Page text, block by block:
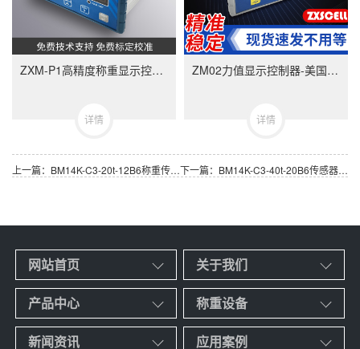
ZXM-P1高精度称重显示控制器-ZXMP1美国中克塞尔品牌称重仪表
详情
ZM02力值显示控制器-美国中克塞尔品牌称重仪表
详情
上一篇：BM14K-C3-20t-12B6称重传感器,美国ZEMIC品牌BM14K-20t称重传感器 下一篇：BM14K-C3-40t-20B6传感器,美国ZEMIC BM14K-40t 称重传感器
网站首页 关于我们
产品中心 称重设备
新闻资讯 应用案例